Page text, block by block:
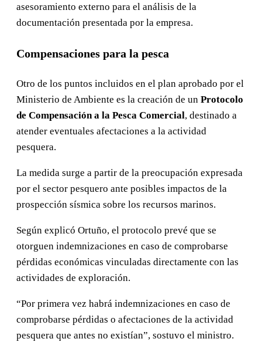
asesoramiento externo para el análisis de la
documentación presentada por la empresa.
Compensaciones para la pesca
Otro de los puntos incluidos en el plan aprobado por el
Ministerio de Ambiente es la creación de un Protocolo
de Compensación a la Pesca Comercial, destinado a
atender eventuales afectaciones a la actividad
pesquera.
La medida surge a partir de la preocupación expresada
por el sector pesquero ante posibles impactos de la
prospección sísmica sobre los recursos marinos.
Según explicó Ortuño, el protocolo prevé que se
otorguen indemnizaciones en caso de comprobarse
pérdidas económicas vinculadas directamente con las
actividades de exploración.
“Por primera vez habrá indemnizaciones en caso de
comprobarse pérdidas o afectaciones de la actividad
pesquera que antes no existían”, sostuvo el ministro.